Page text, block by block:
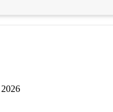
2026